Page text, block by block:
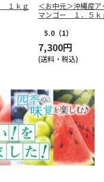
１ｋｇ
＜お中元＞沖縄産ア
マンゴー １．５ｋ
5.0 （1）
7,300円
(送料・税込)